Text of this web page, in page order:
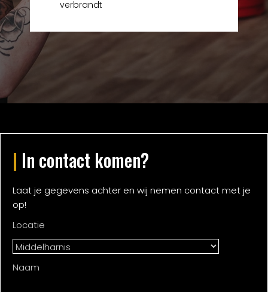
verbrandt
| In contact komen?
Laat je gegevens achter en wij nemen contact met je
op!
Locatie
Naam